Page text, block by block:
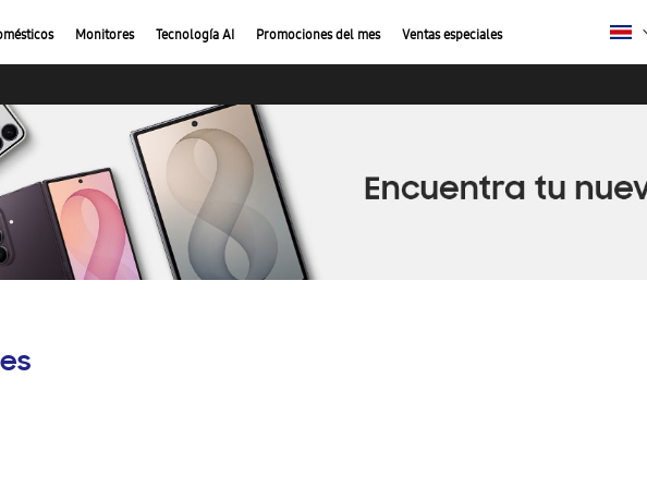
Monitores Tecnología AI Promociones del mes Ventas especiales